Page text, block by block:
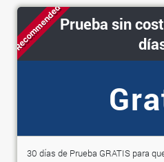
RecommendedPrueba sin
30 días de Prueba GRATIS para